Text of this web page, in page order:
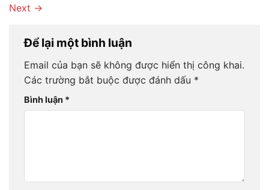
Next →
Để lại một bình luận
Email của bạn sẽ không được hiển thị công khai.
Các trường bắt buộc được đánh dấu *
Bình luận *